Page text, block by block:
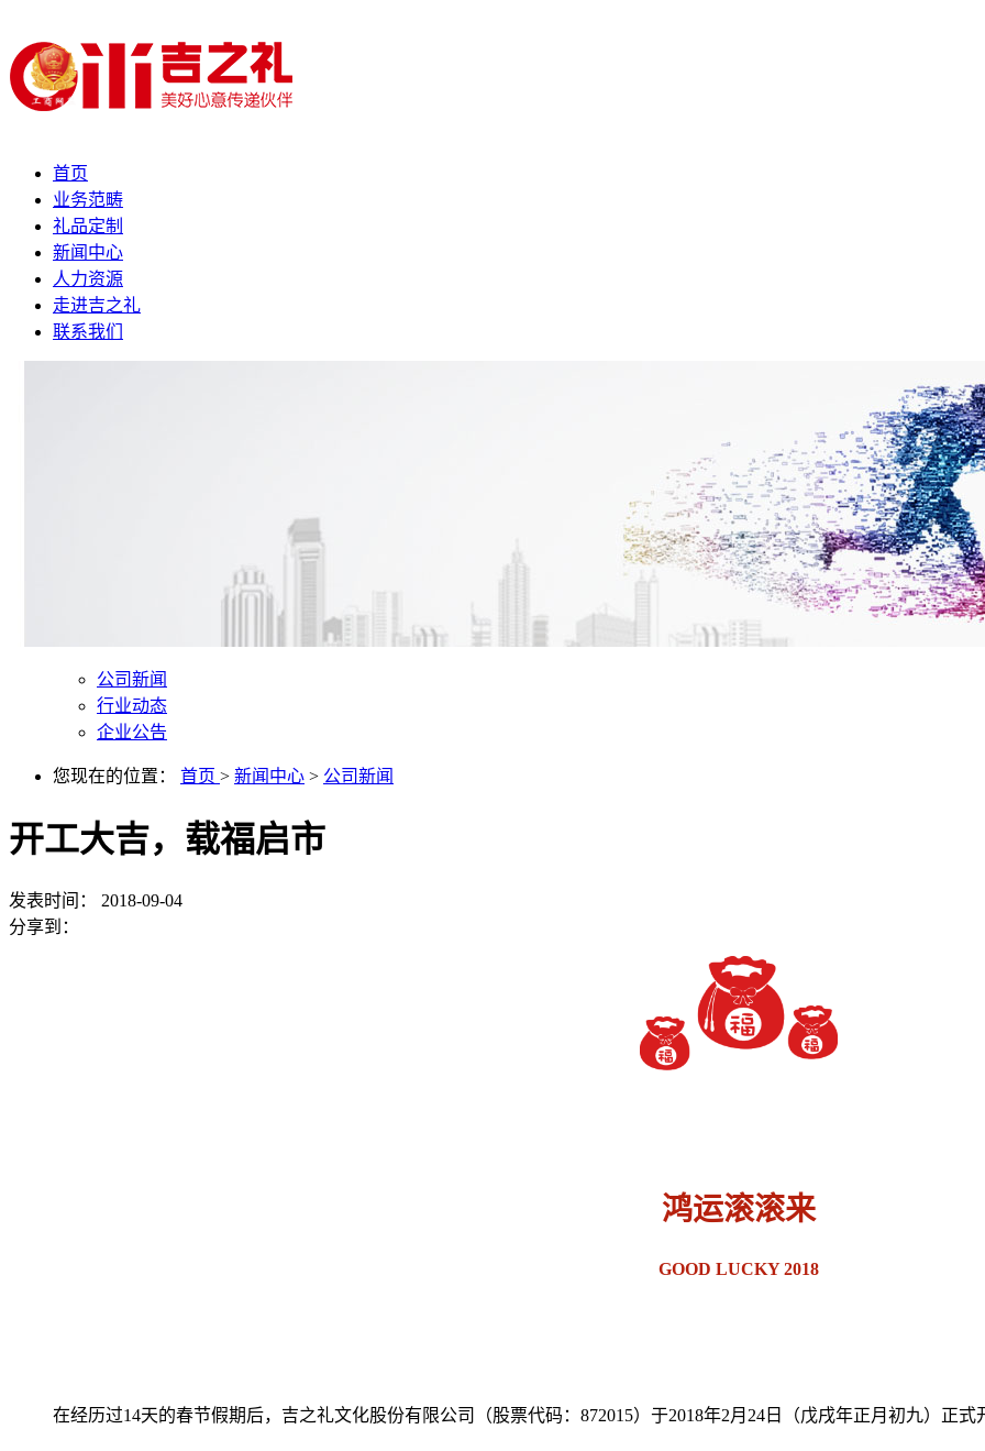
首页
业务范畴
礼品定制
新闻中心
人力资源
走进吉之礼
联系我们
公司新闻
行业动态
企业公告
您现在的位置： 首页 > 新闻中心 > 公司新闻
开工大吉，载福启市
发表时间：
2018-09-04
分享到：
鸿运滚滚来
GOOD LUCKY 2018
在经历过14天的春节假期后，吉之礼文化股份有限公司（股票代码：872015）于2018年2月24日（戊戌年正月初九）正式